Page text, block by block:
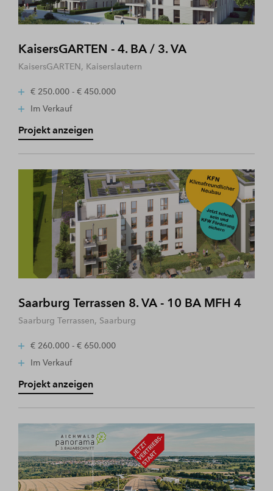
KaisersGARTEN - 4. BA / 3. VA
KaisersGARTEN, Kaiserslautern
€ 250.000 - € 450.000
Im Verkauf
Projekt anzeigen
Saarburg Terrassen 8. VA - 10 BA MFH 4
Saarburg Terrassen, Saarburg
€ 260.000 - € 650.000
Im Verkauf
Projekt anzeigen